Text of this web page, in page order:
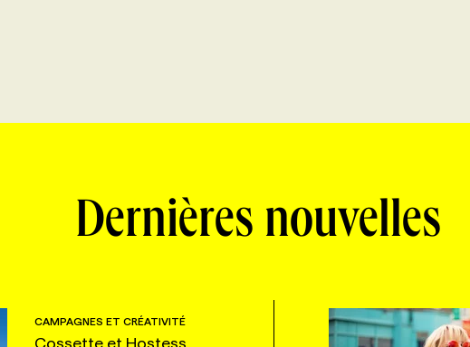
Dernières nouvelles
CAMPAGNES ET CRÉATIVITÉ
Cossette et Hostess